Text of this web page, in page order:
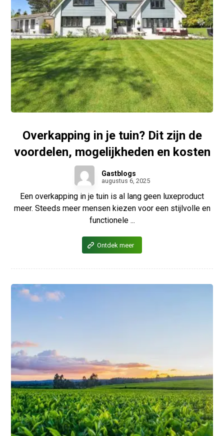
Overkapping in je tuin? Dit zijn de
voordelen, mogelijkheden en kosten
Gastblogs
augustus 6, 2025
Een overkapping in je tuin is al lang geen luxeproduct
meer. Steeds meer mensen kiezen voor een stijlvolle en
functionele ...
Ontdek meer